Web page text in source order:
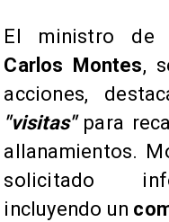
​El ministro
Carlos Montes,
acciones,
"visitas"para
allanamientos.
solicitado
incluyendo un